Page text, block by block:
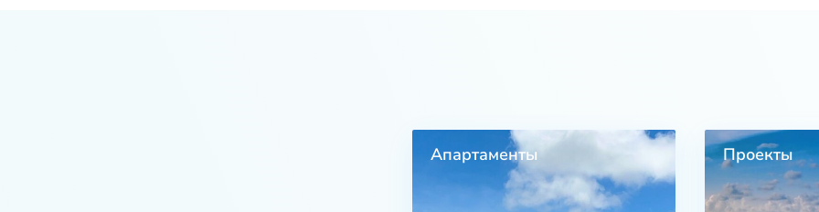
Апартаменты Проекты